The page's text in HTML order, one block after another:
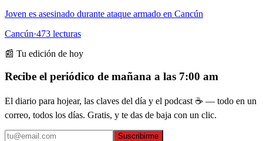
Joven es asesinado durante ataque armado en Cancún
Cancún·473 lecturas
📰 Tu edición de hoy
Recibe el periódico de mañana a las 7:00 am
El diario para hojear, las claves del día y el podcast ☕ — todo en un
correo, todos los días. Gratis, y te das de baja con un clic.
Suscribirme